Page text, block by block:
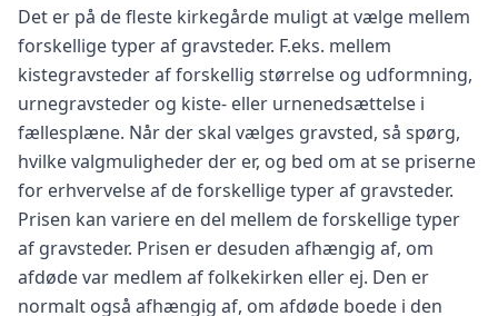
Det er på de fleste kirkegårde muligt at vælge mellem
forskellige typer af gravsteder. F.eks. mellem
kistegravsteder af forskellig størrelse og udformning,
urnegravsteder og kiste- eller urnenedsættelse i
fællesplæne. Når der skal vælges gravsted, så spørg,
hvilke valgmuligheder der er, og bed om at se priserne
for erhvervelse af de forskellige typer af gravsteder.
Prisen kan variere en del mellem de forskellige typer
af gravsteder. Prisen er desuden afhængig af, om
afdøde var medlem af folkekirken eller ej. Den er
normalt også afhængig af, om afdøde boede i den